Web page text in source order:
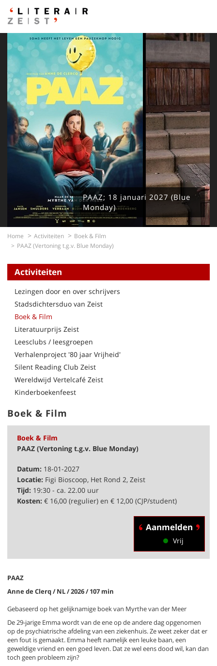
PAAZ; 18 januari 2027 (Blue
Monday)
Home Activiteiten
Boek & Film
PAAZ (Vertoning t.g.v. Blue Monday)
Activiteiten
Lezingen door en over schrijvers
Stadsdichtersduo van Zeist
Boek & Film
Literatuurprijs Zeist
Leesclubs / leesgroepen
Verhalenproject '80 jaar Vrijheid'
Silent Reading Club Zeist
Wereldwijd Vertelcafé Zeist
Kinderboekenfeest
Boek & Film
Boek & Film
PAAZ (Vertoning t.g.v. Blue Monday)
Datum: 18-01-2027
Locatie: Figi Bioscoop, Het Rond 2, Zeist
Tijd: 19:30 - ca. 22.00 uur
Kosten: € 16,00 (regulier) en € 12,00 (CJP/student)
Aanmelden
Vrij
PAAZ
Anne de Clerq / NL / 2026 / 107 min
Gebaseerd op het gelijknamige boek van Myrthe van der Meer
De 29-jarige Emma wordt van de ene op de andere dag opgenomen
op de psychiatrische afdeling van een ziekenhuis. Ze weet zeker dat er
een fout is gemaakt. Emma heeft namelijk een leuke baan, een
geweldige vriend en een goed leven. Dat ze wel eens dood wil, kan dan
toch geen probleem zijn?